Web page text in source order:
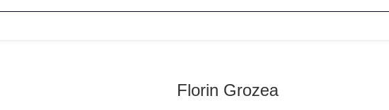
Florin Grozea